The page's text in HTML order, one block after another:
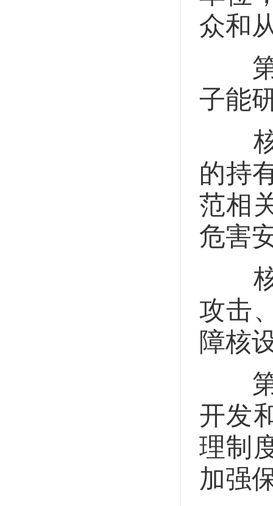
众和
第
子能
核
的持
范相
危害
核
攻击
障核
第
开发
理制
加强